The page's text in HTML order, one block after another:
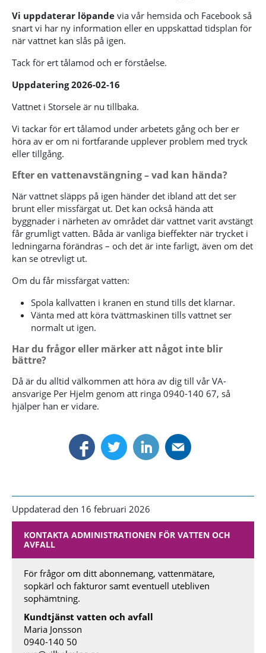
Vi uppdaterar löpande via vår hemsida och Facebook så
snart vi har ny information eller en uppskattad tidsplan för
när vattnet kan slås på igen.
Tack för ert tålamod och er förståelse.
Uppdatering 2026-02-16
Vattnet i Storsele är nu tillbaka.
Vi tackar för ert tålamod under arbetets gång och ber er
höra av er om ni fortfarande upplever problem med tryck
eller tillgång.
Efter en vattenavstängning – vad kan hända?
När vattnet släpps på igen händer det ibland att det ser
brunt eller missfärgat ut. Det kan också hända att
byggnader i närheten av området där vattnet varit avstängt
får grumligt vatten. Båda är vanliga bieffekter när trycket i
ledningarna förändras – och det är inte farligt, även om det
kan se otrevligt ut.
Om du får missfärgat vatten:
Spola kallvatten i kranen en stund tills det klarnar.
Vänta med att köra tvättmaskinen tills vattnet ser
normalt ut igen.
Har du frågor eller märker att något inte blir
bättre?
Då är du alltid välkommen att höra av dig till vår VA-
ansvarige Per Hjelm genom att ringa 0940-140 67, så
hjälper han er vidare.
Uppdaterad den 16 februari 2026
KONTAKTA ADMINISTRATIONEN FÖR VATTEN OCH
AVFALL
För frågor om ditt abonnemang, vattenmätare,
sopkärl och fakturor samt eventuell utebliven
sophämtning.
Kundtjänst vatten och avfall
Maria Jonsson
0940-140 50